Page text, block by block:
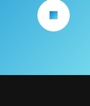
arrow_forward